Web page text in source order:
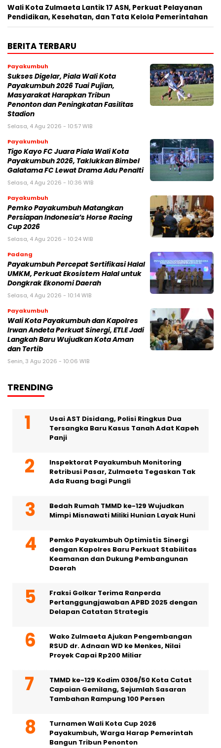
Wali Kota Zulmaeta Lantik 17 ASN, Perkuat Pelayanan
Pendidikan, Kesehatan, dan Tata Kelola Pemerintahan
BERITA TERBARU
Payakumbuh
Sukses Digelar, Piala Wali Kota
Payakumbuh 2026 Tuai Pujian,
Masyarakat Harapkan Tribun
Penonton dan Peningkatan Fasilitas
Stadion
Selasa, 4 Agu 2026 - 10:57 WIB
Payakumbuh
Tigo Kayo FC Juara Piala Wali Kota
Payakumbuh 2026, Taklukkan Bimbel
Galatama FC Lewat Drama Adu Penalti
Selasa, 4 Agu 2026 - 10:36 WIB
Payakumbuh
Pemko Payakumbuh Matangkan
Persiapan Indonesia’s Horse Racing
Cup 2026
Selasa, 4 Agu 2026 - 10:24 WIB
Padang
Payakumbuh Percepat Sertifikasi Halal
UMKM, Perkuat Ekosistem Halal untuk
Dongkrak Ekonomi Daerah
Selasa, 4 Agu 2026 - 10:14 WIB
Payakumbuh
Wali Kota Payakumbuh dan Kapolres
Irwan Andeta Perkuat Sinergi, ETLE Jadi
Langkah Baru Wujudkan Kota Aman
dan Tertib
Senin, 3 Agu 2026 - 10:06 WIB
TRENDING
Usai AST Disidang, Polisi Ringkus Dua
Tersangka Baru Kasus Tanah Adat Kapeh
Panji
Inspektorat Payakumbuh Monitoring
Retribusi Pasar, Zulmaeta Tegaskan Tak
Ada Ruang bagi Pungli
Bedah Rumah TMMD ke-129 Wujudkan
Mimpi Misnawati Miliki Hunian Layak Huni
Pemko Payakumbuh Optimistis Sinergi
dengan Kapolres Baru Perkuat Stabilitas
Keamanan dan Dukung Pembangunan
Daerah
Fraksi Golkar Terima Ranperda
Pertanggungjawaban APBD 2025 dengan
Delapan Catatan Strategis
Wako Zulmaeta Ajukan Pengembangan
RSUD dr. Adnaan WD ke Menkes, Nilai
Proyek Capai Rp200 Miliar
TMMD ke-129 Kodim 0306/50 Kota Catat
Capaian Gemilang, Sejumlah Sasaran
Tambahan Rampung 100 Persen
Turnamen Wali Kota Cup 2026
Payakumbuh, Warga Harap Pemerintah
Bangun Tribun Penonton